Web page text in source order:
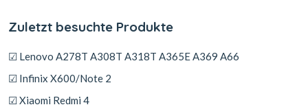
Zuletzt besuchte Produkte
☑ Lenovo A278T A308T A318T A365E A369 A66
☑ Infinix X600/Note 2
☑ Xiaomi Redmi 4